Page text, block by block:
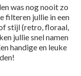
was nog nooit zo
filteren jullie in een
stijl (retro, floraal,
jullie snel namen
handige en leuke